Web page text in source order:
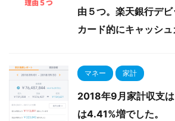
由５つ。楽天銀行デ
カード的にキャッシュ
マネー 家計
2018年9月家計収支
は4.41%増でした。